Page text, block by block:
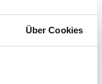
Über Cookies